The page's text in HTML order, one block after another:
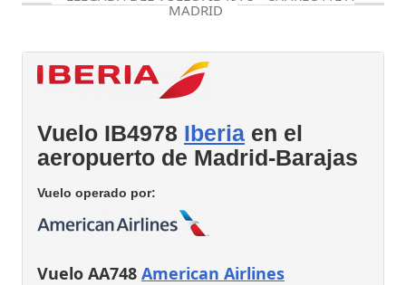
MADRID
Vuelo IB4978 Iberia en el
aeropuerto de Madrid-Barajas
Vuelo operado por:
Vuelo AA748 American Airlines